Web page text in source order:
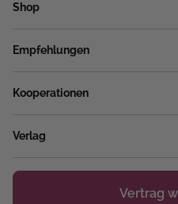
Shop
Empfehlungen
Kooperationen
Verlag
Vertrag